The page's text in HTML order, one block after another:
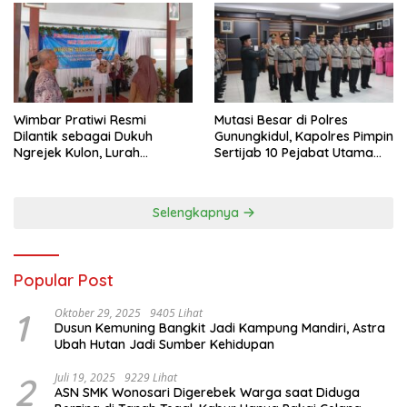
Wimbar Pratiwi Resmi
Dilantik sebagai Dukuh
Ngrejek Kulon, Lurah
Mutasi Besar di Polres
Gunungkidul, Kapolres Pimpin
Sertijab 10 Pejabat Utama
Selengkapnya
Popular Post
1 Oktober 29, 2025 9405 Lihat
Dusun Kemuning Bangkit Jadi Kampung Mandiri, Astra
Ubah Hutan Jadi Sumber Kehidupan
2 Juli 19, 2025 9229 Lihat
ASN SMK Wonosari Digerebek Warga saat Diduga